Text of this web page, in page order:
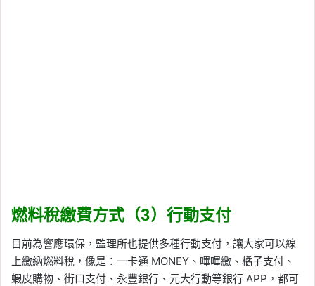
燃料稅繳費方式（3）行動支付
目前為響應環保，監理所也提供多種行動支付，讓大家可以線
上繳納燃料稅，像是：一卡通 MONEY、嗶嗶繳、橘子支付、
蝦皮購物、街口支付、永豐銀行、元大行動等銀行 APP，都可